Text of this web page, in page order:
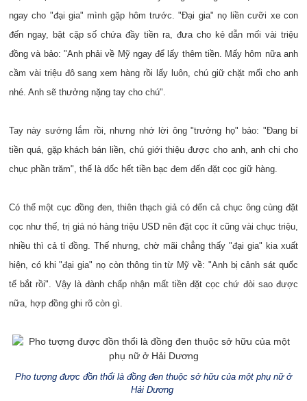
ngay cho "đại gia" mình gặp hôm trước. "Đại gia" nọ liền cưỡi xe con
đến ngay, bật cặp số chứa đầy tiền ra, đưa cho kẻ dẫn mối vài triệu
đồng và bảo: "Anh phải về Mỹ ngay để lấy thêm tiền. Mấy hôm nữa anh
cầm vài triệu đô sang xem hàng rồi lấy luôn, chú giữ chặt mối cho anh
nhé. Anh sẽ thưởng nặng tay cho chú".
Tay này sướng lắm rồi, nhưng nhớ lời ông "trưởng họ" bảo: "Đang bí
tiền quá, gặp khách bán liền, chú giới thiệu được cho anh, anh chi cho
chục phần trăm", thế là dốc hết tiền bạc đem đến đặt cọc giữ hàng.
Có thể một cục đồng đen, thiên thạch giả có đến cả chục ông cùng đặt
cọc như thế, trị giá nó hàng triệu USD nên đặt cọc ít cũng vài chục triệu,
nhiều thì cả tỉ đồng. Thế nhưng, chờ mãi chẳng thấy "đại gia" kia xuất
hiện, có khi "đại gia" nọ còn thông tin từ Mỹ về: "Anh bị cảnh sát quốc
tế bắt rồi". Vậy là đành chấp nhận mất tiền đặt cọc chứ đòi sao được
nữa, hợp đồng ghi rõ còn gì.
Pho tượng được đồn thổi là đồng đen thuộc sở hữu của một phụ nữ ở
Hải Dương